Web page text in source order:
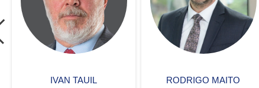
RODRIGO MAITO
TATIANA MIDORI